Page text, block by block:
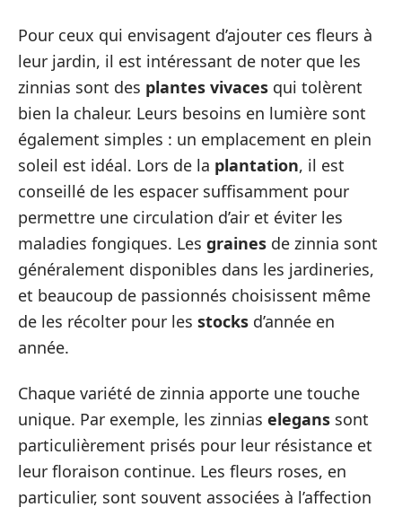
Pour ceux qui envisagent d’ajouter ces fleurs à
leur jardin, il est intéressant de noter que les
zinnias sont des plantes vivaces qui tolèrent
bien la chaleur. Leurs besoins en lumière sont
également simples : un emplacement en plein
soleil est idéal. Lors de la plantation, il est
conseillé de les espacer suffisamment pour
permettre une circulation d’air et éviter les
maladies fongiques. Les graines de zinnia sont
généralement disponibles dans les jardineries,
et beaucoup de passionnés choisissent même
de les récolter pour les stocks d’année en
année.
Chaque variété de zinnia apporte une touche
unique. Par exemple, les zinnias elegans sont
particulièrement prisés pour leur résistance et
leur floraison continue. Les fleurs roses, en
particulier, sont souvent associées à l’affection